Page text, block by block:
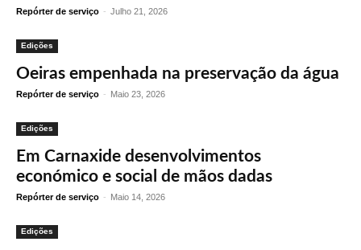
Repórter de serviço - Julho 21, 2026
Edições
Oeiras empenhada na preservação da água
Repórter de serviço - Maio 23, 2026
Edições
Em Carnaxide desenvolvimentos
económico e social de mãos dadas
Repórter de serviço - Maio 14, 2026
Edições